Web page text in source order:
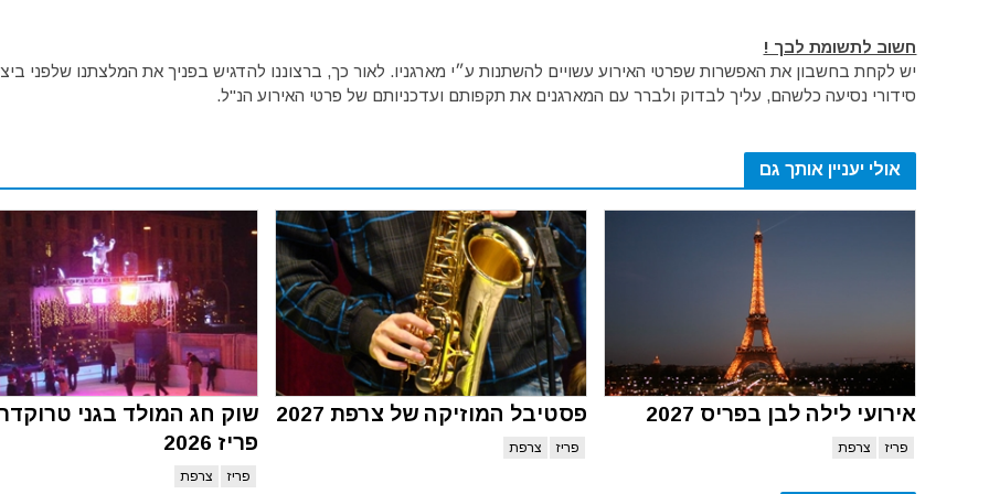
חשוב לתשומת לבך !
יש לקחת בחשבון את האפשרות שפרטי האירוע עשויים להשתנות ע״י מארגניו. לאור כך, ברצוננו להדגיש בפניך את המלצתנו שלפני
סידורי נסיעה כלשהם, עליך לבדוק ולברר עם המארגנים את תקפותם ועדכניותם של פרטי האירוע הנ"ל.
אולי יעניין אותך גם
אירועי לילה לבן בפריס 2027
פריז צרפת
פסטיבל המוזיקה של צרפת 2027
פריז צרפת
שוק חג המולד בגני
פריז 2026
פריז צרפת